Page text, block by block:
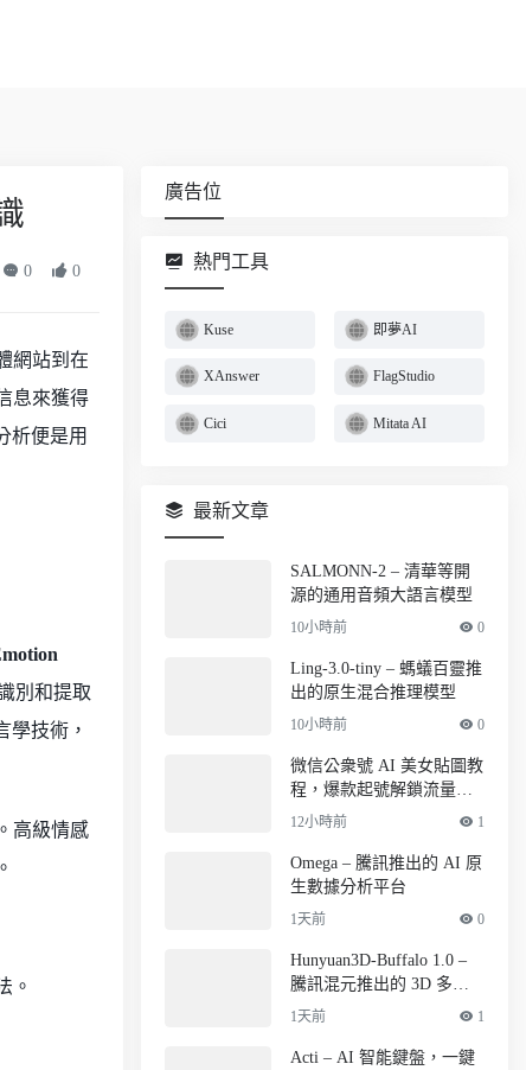
0 0
網站到在
息來獲得
析便是用
別和提取
學技術，
高級情感
。
廣告位
熱門工具
Kuse 即夢AI
XAnswer FlagStudio
Cici Mitata AI
最新文章
SALMONN-2 – 清華等開
源的通用音頻大語言模型
10小時前 0
Ling-3.0-tiny – 螞蟻百靈推
出的原生混合推理模型
10小時前 0
微信公衆號 AI 美女貼圖教
程，爆款起號解鎖流量主
收益
12小時前 1
Omega – 騰訊推出的 AI 原
生數據分析平台
1天前 0
Hunyuan3D-Buffalo 1.0 –
騰訊混元推出的 3D 多模
態框架
1天前 1
Acti – AI 智能鍵盤，一鍵